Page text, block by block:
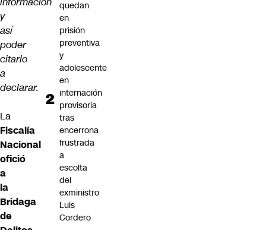
y
así
poder
citarlo
a
declarar.
La
Fiscalía
Nacional
ofició
a
la
Bridaga
de
quedan
en
prisión
preventiva
y
adolescente
en
internación
provisoria
tras
encerrona
frustrada
a
escolta
del
exministro
Luis
Cordero